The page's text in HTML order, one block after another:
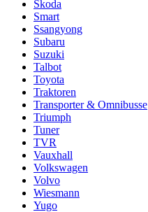
Skoda
Smart
Ssangyong
Subaru
Suzuki
Talbot
Toyota
Traktoren
Transporter & Omnibusse
Triumph
Tuner
TVR
Vauxhall
Volkswagen
Volvo
Wiesmann
Yugo